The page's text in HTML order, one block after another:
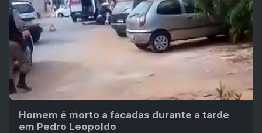
Homem é morto a facadas durante a tarde
em Pedro Leopoldo